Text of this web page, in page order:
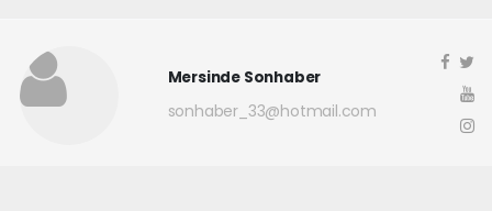
Mersinde Sonhaber
sonhaber_33@hotmail.com